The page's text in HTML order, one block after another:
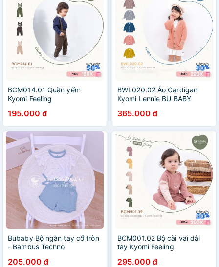
BCM014.01 Quần yếm
Kyomi Feeling
195.000 đ
BWL020.02 Áo Cardigan
Kyomi Lennie BU BABY
365.000 đ
Bubaby Bộ ngắn tay cổ tròn
- Bambus Techno
205.000 đ
BCM001.02 Bộ cài vai dài
tay Kyomi Feeling
295.000 đ